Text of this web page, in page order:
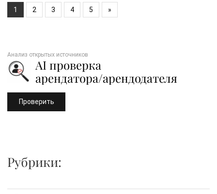
1 2 3 4 5 »
Анализ открытых источников
AI проверка
арендатора/арендодателя
Проверить
Рубрики: